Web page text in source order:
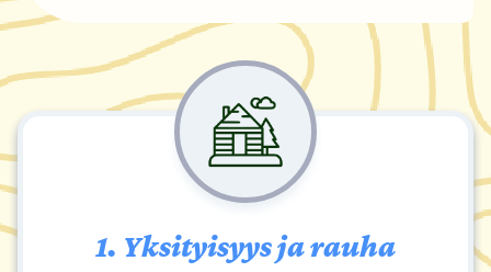
1. Yksityisyys ja rauha